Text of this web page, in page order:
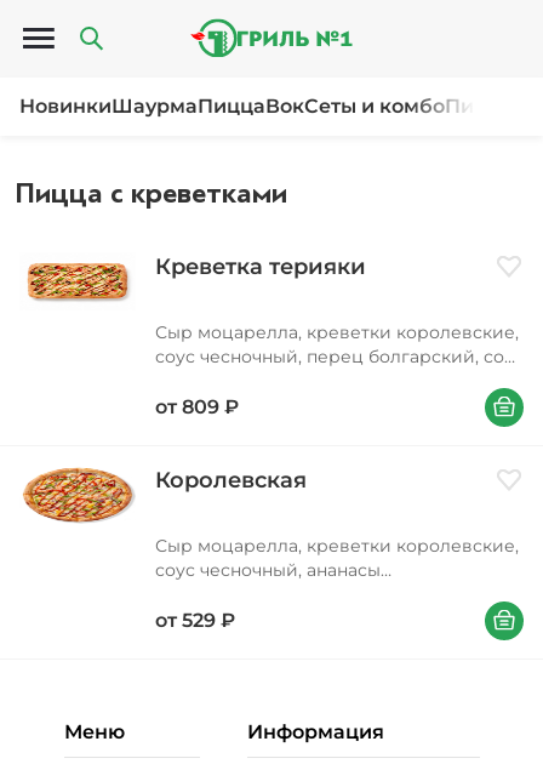
Открыть меню
НовинкиШаурмаПиццаВокСеты и комбоПироги
Пицца с креветками
Креветка терияки
Сыр моцарелла, креветки королевские,
соус чесночный, перец болгарский, соус
от 809 ₽ В
Королевская
Сыр моцарелла, креветки королевские,
соус чесночный, ананасы
соус кисло-сладкий, лук красный, лук
от 529 ₽ В
Меню Информация